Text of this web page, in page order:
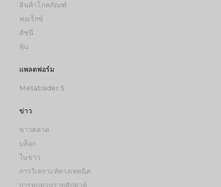
สินค้าโภคภัณฑ์
ฟอเร็กซ์
ดัชนี
หุ้น
แพลตฟอร์ม
Metatrader 5
ข่าว
ข่าวตลาด
บล็อก
ในข่าว
การวิเคราะห์ทางเทคนิค
การทบทวนรายสัปดาห์